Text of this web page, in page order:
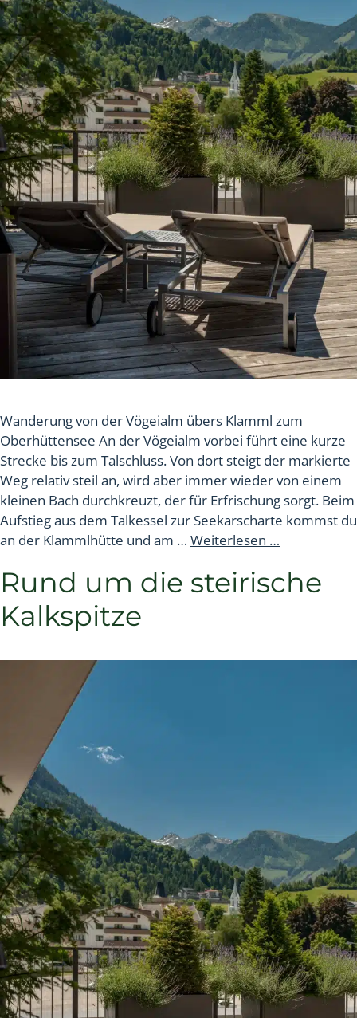
Wanderung von der Vögeialm übers Klamml zum
Oberhüttensee An der Vögeialm vorbei führt eine kurze
Strecke bis zum Talschluss. Von dort steigt der markierte
Weg relativ steil an, wird aber immer wieder von einem
kleinen Bach durchkreuzt, der für Erfrischung sorgt. Beim
Aufstieg aus dem Talkessel zur Seekarscharte kommst du
an der Klammlhütte und am … Weiterlesen …
Rund um die steirische
Kalkspitze